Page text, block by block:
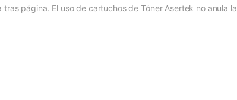
página. El uso de cartuchos de Tóner Asertek no anula la